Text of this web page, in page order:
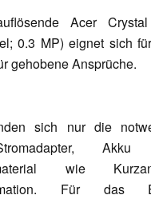
Acer
0.3 MP) eignet sich
gehobene Ansprüche.
sich nur die
wie
Für das